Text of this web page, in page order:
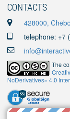
CONTACTS
428000,
telephone: +7
The
NoDerivatives» 4.0